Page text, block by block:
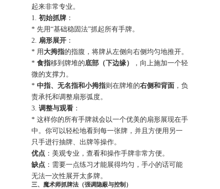
起来非常专业。
1.初始抓牌 ：
* 先用“基础稳固法”抓起所有手牌。
2.扇形展开 ：
* 用 大拇指的指腹，将牌从左侧向右侧均匀地推开。
*食指移到牌堆的底部（下边缘）
，向上施加一个轻
微的支撑力。
*中指、无名指和小拇指则在牌堆的右侧和背面 ，负
责承托和调整扇形弧度。
3.调整与观看 ：
* 这样你的所有手牌就会以一个优美的扇形展现在手
中。你可以轻松地看到每一张牌，并且方便用另一
只手进行抽牌、出牌等操作。
优点 ：美观专业，查看和操作手牌非常方便。
缺点 ：需要一点练习才能展得均匀，手小的话可能
无法一次性展开太多牌。
三、魔术师抓牌法（强调隐蔽与控制）